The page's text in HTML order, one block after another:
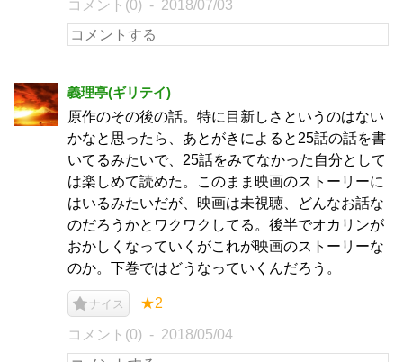
コメント(0) 2018/07/03
義理亭(ギリテイ)
原作のその後の話。特に目新しさというのはない
かなと思ったら、あとがきによると25話の話を書
いてるみたいで、25話をみてなかった自分として
は楽しめて読めた。このまま映画のストーリーに
はいるみたいだが、映画は未視聴、どんなお話な
のだろうかとワクワクしてる。後半でオカリンが
おかしくなっていくがこれが映画のストーリーな
のか。下巻ではどうなっていくんだろう。
ナイス ★2
コメント(0) 2018/05/04